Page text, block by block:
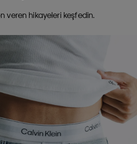
veren hikayeleri keşfedin.